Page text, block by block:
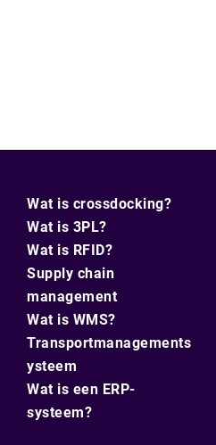
Wat is crossdocking?
Wat is 3PL?
Wat is RFID?
Supply chain
management
Wat is WMS?
Transportmanagements
ysteem
Wat is een ERP-
systeem?